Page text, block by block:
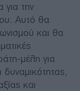
για την
Αυτό θα
και θα
μέλη για
και